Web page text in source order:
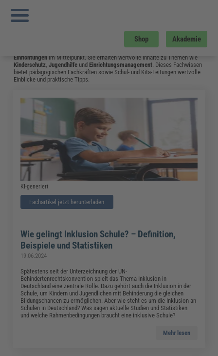
Shop Akademie
Sie sind hier:
Kindeswohlgefährdung: Mit Dieser Checkliste Erkennen Erzieher Anzeichen
Häuslicher Gewalt
Einrichtungen im Mittelpunkt. Sie erhalten wertvolle Inhalte zu Themen wie
Kinderschutz,Jugendhilfe und Einrichtungsmanagement. Dieses Fachwissen
bietet pädagogischen Fachkräften sowie Schul- und Kita-Leitungen wertvolle
Einblicke und praktische Tipps.
KI-generiert
Fachartikel jetzt herunterladen
Wie gelingt Inklusion Schule? – Definition,
Beispiele und Statistiken
19.06.2024
Spätestens seit der Unterzeichnung der UN-
Behindertenrechtskonvention spielt das Thema Inklusion in
Deutschland eine zentrale Rolle. Dazu gehört auch die Inklusion in der
Schule, um Kindern und Jugendlichen mit Behinderung die gleichen
Bildungschancen zu ermöglichen. Aber wie steht es um die Inklusion an
Schulen in Deutschland? Was sagen aktuelle Studien und Statistiken
und welche Rahmenbedingungen braucht eine inklusive Schule?
Mehr lesen